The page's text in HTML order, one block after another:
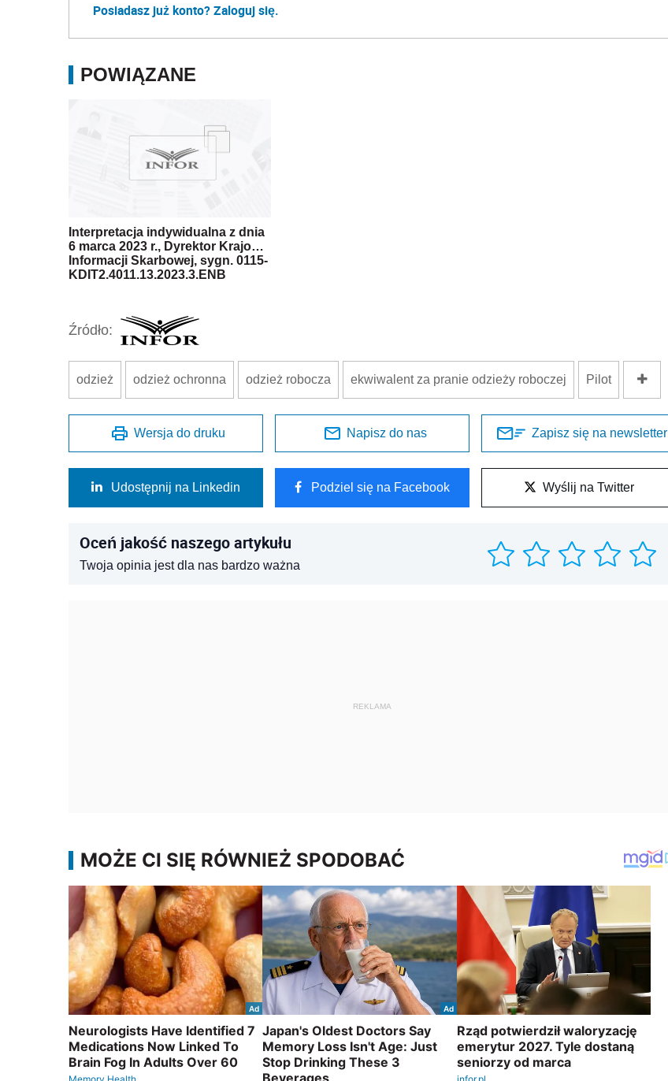
Posiadasz już konto? Zaloguj się.
POWIĄZANE
Interpretacja indywidualna z dnia
6 marca 2023 r., Dyrektor Krajowej
Informacji Skarbowej, sygn. 0115-
KDIT2.4011.13.2023.3.ENB
Źródło:
odzież odzież ochronna odzież robocza ekwiwalent za pranie odzieży roboczej Pilot
Wersja do druku Napisz do nas Zapisz się na newsletter
Udostępnij na Linkedin Podziel się na Facebook Wyślij na Twitter
Oceń jakość naszego artykułu
Twoja opinia jest dla nas bardzo ważna
REKLAMA